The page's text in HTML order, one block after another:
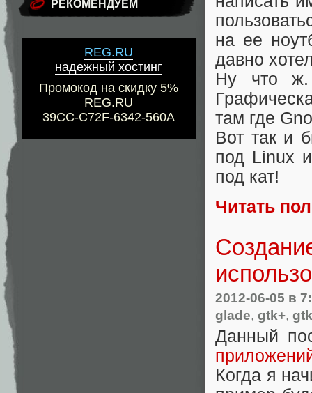
РЕКОМЕНДУЕМ
REG.RU
надежный хостинг
Промокод на скидку 5%
REG.RU
39CC-C72F-6342-560A
на ее
давно
Ну что ж.
там где
Вот так и
под Linux
под кат!
Читать
2012-06-05 в
glade, gtk+,
Данный
Когда я